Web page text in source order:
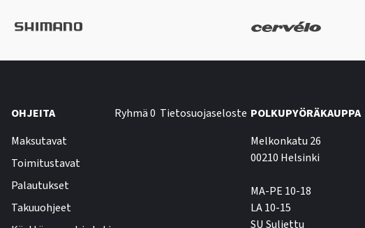
OHJEITA
Maksutavat
Toimitustavat
Palautukset
Takuuohjeet
Ryhmä 0 Tietosuojaseloste POLKUPYÖRÄKAUPPA
Melkonkatu 26
00210 Helsinki
MA-PE 10-18
LA 10-15
SU Suljettu